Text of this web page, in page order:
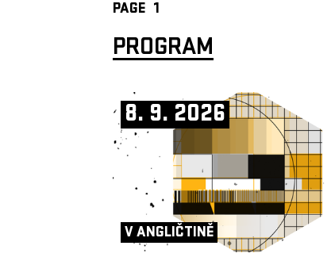
PAGE 1
PROGRAM
8. 9. 2026
V ANGLIČTINĚ